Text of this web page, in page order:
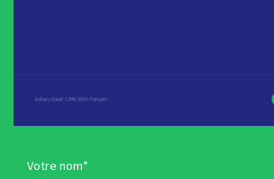
Votre nom*